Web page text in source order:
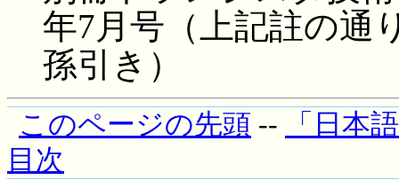
年7月号（上記註の通
孫引き）
このページの先頭 --
「日本
目次